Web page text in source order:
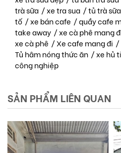
trà sữa /xe tra sua /tủ trà sữa
tố /xe bán cafe /quầy cafe
take away /xe cà phê mang
xe cà phê /Xe cafe mang đi /
Tủ hâm nóng thức ăn /xe hủ
công nghiệp
SẢN PHẨM LIÊN QUAN